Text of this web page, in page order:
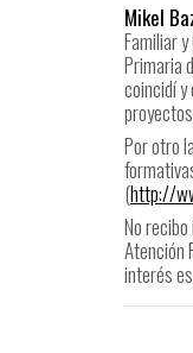
Mikel
Familiar
Primaria
coincidí
Por otro
(http://
No
Atención
interés